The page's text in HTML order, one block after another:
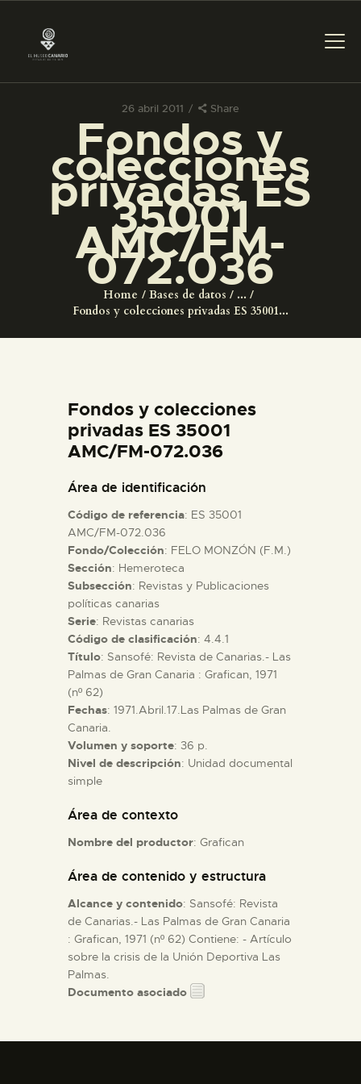
26 abril 2011 Share
Fondos y
colecciones
privadas ES
35001
AMC/FM-
072.036
Home Bases de datos
...
Fondos y colecciones privadas ES 35001...
PREPARAR LA VISITA
ACTIVIDADES
█
EL MUSEO
ESPAÑOL
ACTIVIDADES
█
EL MUSEO
COLECCIONES
DIDÁCTICA
ESPAÑOL
Fondos y colecciones
privadas ES 35001
AMC/FM-072.036
Área de identificación
Código de referencia: ES 35001
AMC/FM-072.036
Fondo/Colección: FELO MONZÓN (F.M.)
Sección: Hemeroteca
Subsección: Revistas y Publicaciones
políticas canarias
Serie: Revistas canarias
Código de clasificación: 4.4.1
Título: Sansofé: Revista de Canarias.- Las
Palmas de Gran Canaria : Grafican, 1971
(nº 62)
Fechas: 1971.Abril.17.Las Palmas de Gran
Canaria.
Volumen y soporte: 36 p.
Nivel de descripción: Unidad documental
simple
Área de contexto
Nombre del productor: Grafican
Área de contenido y estructura
Alcance y contenido: Sansofé: Revista
de Canarias.- Las Palmas de Gran Canaria
: Grafican, 1971 (nº 62) Contiene: - Artículo
sobre la crisis de la Unión Deportiva Las
Palmas.
Documento asociado